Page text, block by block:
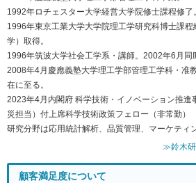
1992年ロチェスター大学経営大学院修士課程修了。
1996年東京工業大学大学院理工学研究科博士課
学）取得。
1996年筑波大学社会工学系・講師。2002年6月同
2008年4月慶應義塾大学理工学部管理工学科・准
在に至る。
2023年4月内閣府 科学技術・イノベーション推進
災担当）付上席科学技術政策フェロー（非常勤）
研究分野は応用統計解析、品質管理、マーケティン
≫鈴木研
顧客満足度について